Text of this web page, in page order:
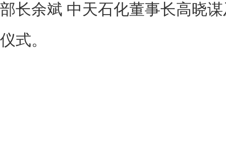
部长余斌 中天石化董事长高晓
仪式。